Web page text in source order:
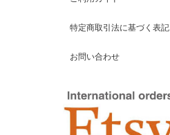
特定商取引法に基づく表記
お問い合わせ